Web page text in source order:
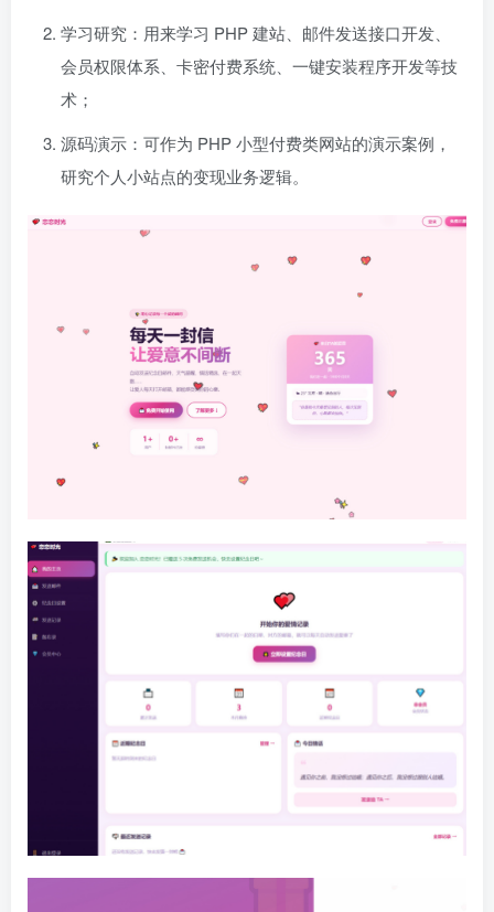
学习研究：用来学习 PHP 建站、邮件发送接口开发、
会员权限体系、卡密付费系统、一键安装程序开发等技
术；
源码演示：可作为 PHP 小型付费类网站的演示案例，
研究个人小站点的变现业务逻辑。